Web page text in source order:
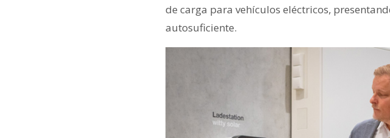
de carga para vehículos eléctricos,
autosuficiente.